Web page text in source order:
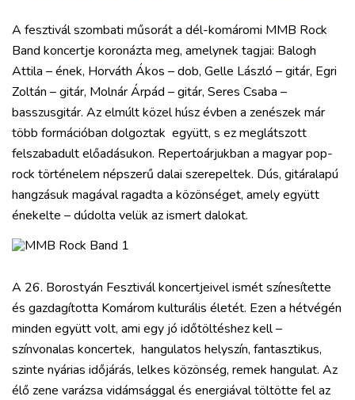
A fesztivál szombati műsorát a dél-komáromi MMB Rock
Band koncertje koronázta meg, amelynek tagjai: Balogh
Attila – ének, Horváth Ákos – dob, Gelle László – gitár, Egri
Zoltán – gitár, Molnár Árpád – gitár, Seres Csaba –
basszusgitár. Az elmúlt közel húsz évben a zenészek már
több formációban dolgoztak együtt, s ez meglátszott
felszabadult előadásukon. Repertoárjukban a magyar pop-
rock történelem népszerű dalai szerepeltek. Dús, gitáralapú
hangzásuk magával ragadta a közönséget, amely együtt
énekelte – dúdolta velük az ismert dalokat.
A 26. Borostyán Fesztivál koncertjeivel ismét színesítette
és gazdagította Komárom kulturális életét. Ezen a hétvégén
minden együtt volt, ami egy jó időtöltéshez kell –
színvonalas koncertek, hangulatos helyszín, fantasztikus,
szinte nyárias időjárás, lelkes közönség, remek hangulat. Az
élő zene varázsa vidámsággal és energiával töltötte fel az